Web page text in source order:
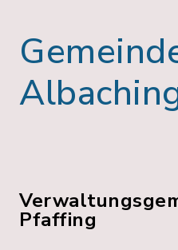
Pfaffing